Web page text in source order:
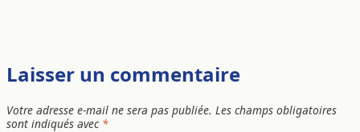
Laisser un commentaire
Votre adresse e-mail ne sera pas publiée. Les champs obligatoires
sont indiqués avec *